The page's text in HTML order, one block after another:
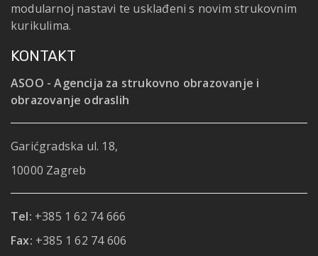
modularnoj nastavi te usklađeni s novim strukovnim
kurikulima.
KONTAKT
ASOO - Agencija za strukovno obrazovanje i
obrazovanje odraslih
Garićgradska ul. 18,
10000 Zagreb
Tel: +385 1 62 74 666
Fax: +385 1 62 74 606